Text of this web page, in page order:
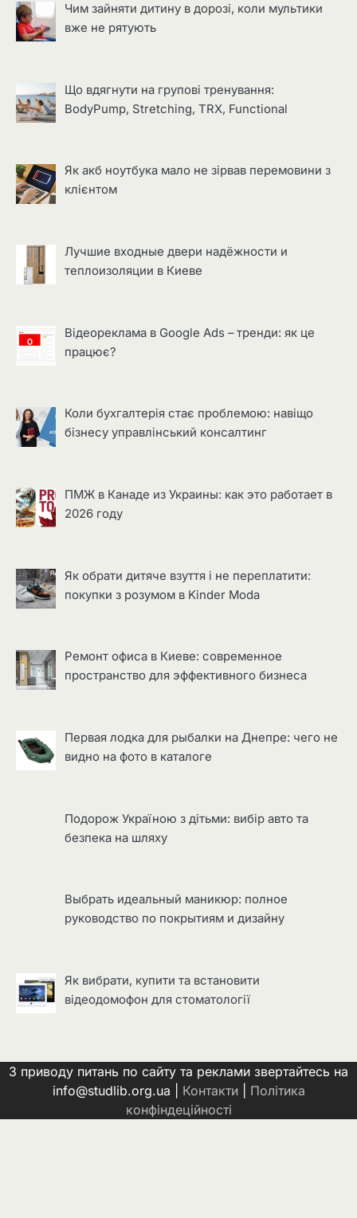
Чим зайняти дитину в дорозі, коли мультики
вже не рятують
Що вдягнути на групові тренування:
BodyPump, Stretching, TRX, Functional
Як акб ноутбука мало не зірвав перемовини з
клієнтом
Лучшие входные двери надёжности и
теплоизоляции в Киеве
Відеореклама в Google Ads – тренди: як це
працює?
Коли бухгалтерія стає проблемою: навіщо
бізнесу управлінський консалтинг
ПМЖ в Канаде из Украины: как это работает в
2026 году
Як обрати дитяче взуття і не переплатити:
покупки з розумом в Kinder Moda
Ремонт офиса в Киеве: современное
пространство для эффективного бизнеса
Первая лодка для рыбалки на Днепре: чего не
видно на фото в каталоге
Подорож Україною з дітьми: вибір авто та
безпека на шляху
Выбрать идеальный маникюр: полное
руководство по покрытиям и дизайну
Як вибрати, купити та встановити
відеодомофон для стоматології
З приводу питань по сайту та реклами звертайтесь на
info@studlib.org.ua | Контакти| Політика
конфіндеційності